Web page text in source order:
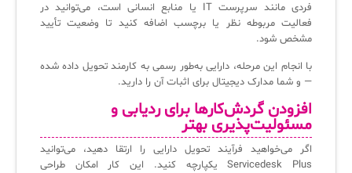
فردی مانند سرپرست IT یا منابع انسانی است، می‌توانید در
فعالیت مربوطه نظر یا برچسب اضافه کنید تا وضعیت تأیید
مشخص شود.
با انجام این مرحله، دارایی به‌طور رسمی به کارمند تحویل داده شده
— و شما مدارک دیجیتال برای اثبات آن را دارید.
افزودن گردش‌کارها برای ردیابی و
مسئولیت‌پذیری بهتر
اگر می‌خواهید فرآیند تحویل دارایی را ارتقا دهید، می‌توانید
Servicedesk Plus یکپارچه کنید. این کار امکان طراحی